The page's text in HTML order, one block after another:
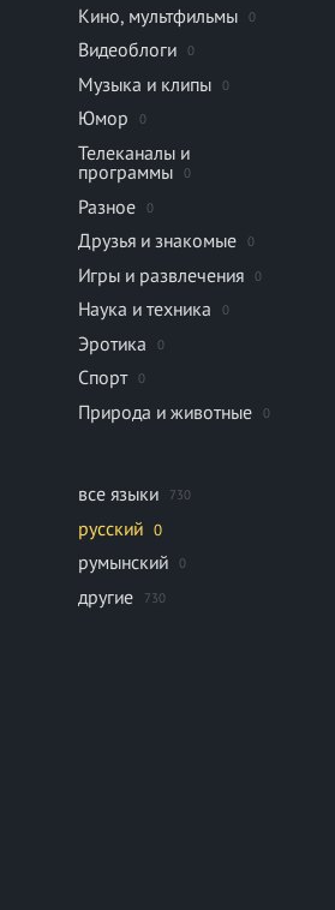
Кино, мультфильмы 0
Видеоблоги 0
Музыка и клипы 0
Юмор 0
Телеканалы и
программы
0
Разное 0
Друзья и знакомые 0
Игры и развлечения 0
Наука и техника 0
Эротика 0
Спорт 0
Природа и животные 0
все языки 730
русский 0
румынский 0
другие 730